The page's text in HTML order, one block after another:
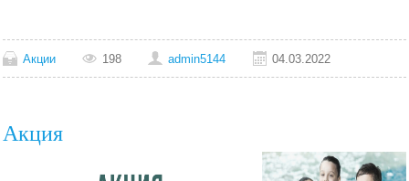
Акции 198 admin5144 04.03.2022
Акция